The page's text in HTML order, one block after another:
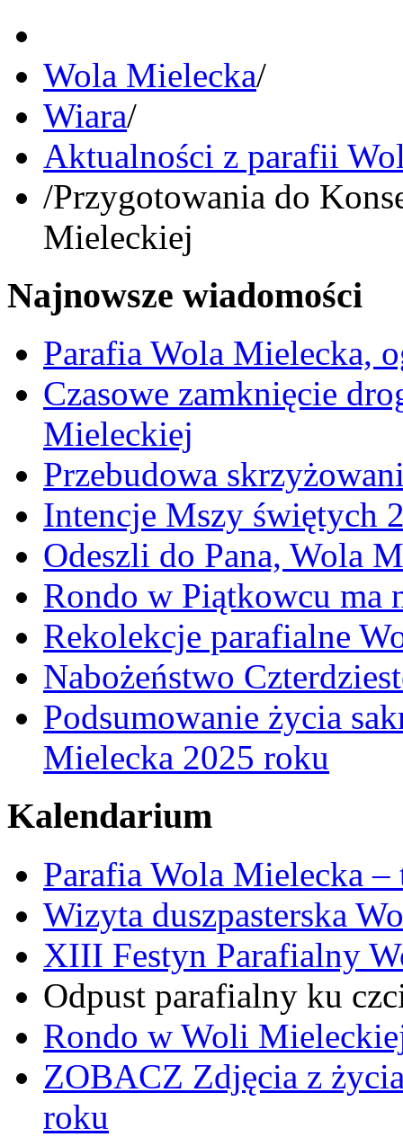
Wola Mielecka/
Wiara/
Aktualności z parafii
/Przygotowania do
Mieleckiej
Najnowsze wiadomości
Parafia Wola Mielecka,
Czasowe zamknięcie
Mieleckiej
Przebudowa
Intencje Mszy świętych
Odeszli do Pana, Wola
Rondo w Piątkowcu ma
Rekolekcje parafialne
Nabożeństwo
Podsumowanie życia
Mielecka 2025 roku
Kalendarium
Parafia Wola Mielecka
Wizyta duszpasterska
XIII Festyn Parafialny
Odpust parafialny ku
Rondo w Woli
ZOBACZ Zdjęcia z
roku